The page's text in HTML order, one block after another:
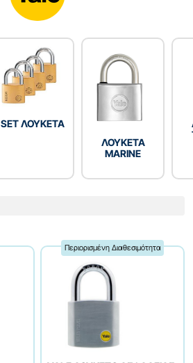
SET ΛΟΥΚΕΤΑ
ΛΟΥΚΕΤΑ
MARINE
Περιορισμένη Διαθεσιμότητα